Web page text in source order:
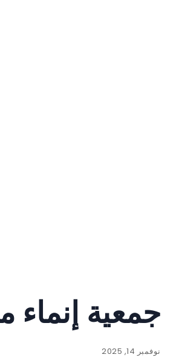
جمعية إنماء
نوفمبر 14, 2025